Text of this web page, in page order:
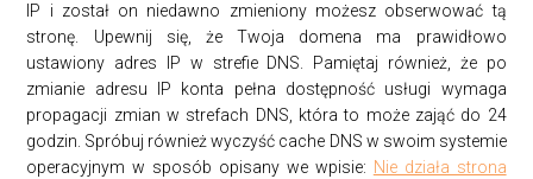
IP i został on niedawno zmieniony możesz obserwować tą
stronę. Upewnij się, że Twoja domena ma prawidłowo
ustawiony adres IP w strefie DNS. Pamiętaj również, że po
zmianie adresu IP konta pełna dostępność usługi wymaga
propagacji zmian w strefach DNS, która to może zająć do 24
godzin. Spróbuj również wyczyść cache DNS w swoim systemie
operacyjnym w sposób opisany we wpisie: Nie działa strona